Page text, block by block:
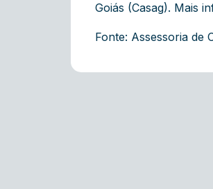
Goiás (Casag). Mais
Fonte: Assessoria de